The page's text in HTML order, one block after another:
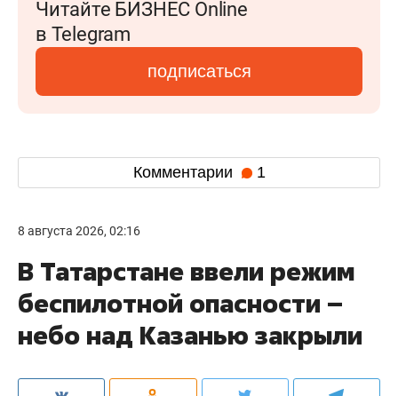
Читайте БИЗНЕС Online
в Telegram
подписаться
Комментарии 1
8 августа 2026, 02:16
В Татарстане ввели режим
беспилотной опасности –
небо над Казанью закрыли